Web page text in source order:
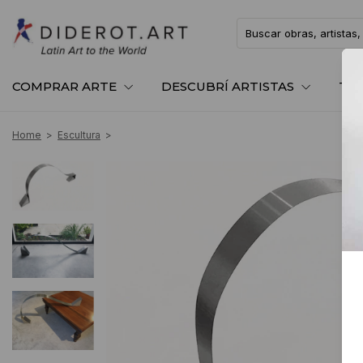
COMPRAR ARTE DESCUBRÍ ARTISTAS TE
Home > Escultura >